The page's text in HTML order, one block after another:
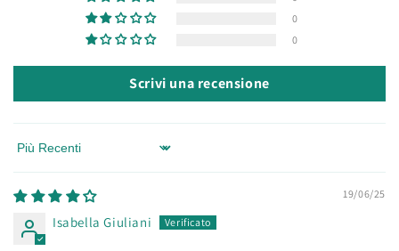
0
0
Scrivi una recensione
Sort by
19/06/25
Isabella Giuliani